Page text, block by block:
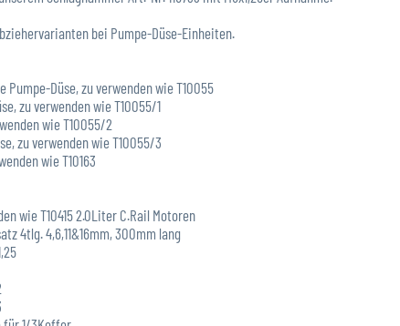
bei Pumpe-Düse-Einheiten.
Pumpe-Düse, zu verwenden wie T10055
zu verwenden wie T10055/1
wie T10055/2
zu verwenden wie T10055/3
wie T10163
wie T10415 2.0Liter C.Rail Motoren
4tlg. 4,6,11&16mm, 300mm lang